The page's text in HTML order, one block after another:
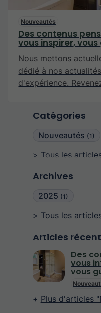
Catégories
Nouveautés (1)
Tous les
Archives
2025 (1)
Tous les
Articles
Des
vous
vous
Plus d'articles
Nouveautés
Des contenus
vous inspirer,
Nous mettons
dédié à nos
d'expérience.